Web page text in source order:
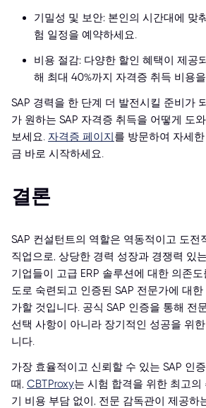
기밀성 및 보안: 본인의 시간대에 맞
험 일정을 예약하세요.
비용 절감: 다양한 할인 혜택이 제공
해 최대 40%까지 자격증 취득 비용
SAP 경력을 한 단계 더 발전시킬 준비가
가 원하는 SAP 자격증 취득을 어떻게 도
보세요. 자격증 페이지를 방문하여 자세
금 바로 시작하세요.
결론
SAP 컨설턴트의 역할은 역동적이고 도전
직업으로, 상당한 경력 성장과 경쟁력 있
기업들이 고급 ERP 솔루션에 대한 의존
도로 숙련되고 인증된 SAP 전문가에 대
가할 것입니다. 공식 SAP 인증을 통해 전
선택 사항이 아니라 장기적인 성공을 위
니다.
가장 효율적이고 신뢰할 수 있는 SAP 인
때, CBTProxy는 시험 합격을 위한 최고의
기 비용 부담 없이, 전문 감독관이 제공하